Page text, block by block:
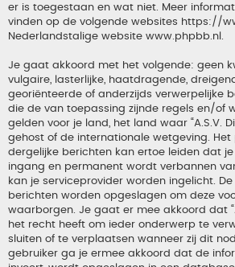
er is toegestaan en wat niet. Meer
vinden op de volgende websites https://
Nederlandstalige website www.phpbb.nl
Je gaat akkoord met het volgende: geen
vulgaire, lasterlijke, haatdragende,
georiënteerde of anderzijds verwerpelijke
die de van toepassing zijnde regels en/of
gelden voor je land, het land waar “A.S.V.
gehost of de internationale wetgeving.
dergelijke berichten kan ertoe leiden dat
ingang en permanent wordt verbannen
kan je serviceprovider worden ingelicht.
berichten worden opgeslagen om deze
waarborgen. Je gaat er mee akkoord dat
het recht heeft om ieder onderwerp te
sluiten of te verplaatsen wanneer zij dit
gebruiker ga je ermee akkoord dat de